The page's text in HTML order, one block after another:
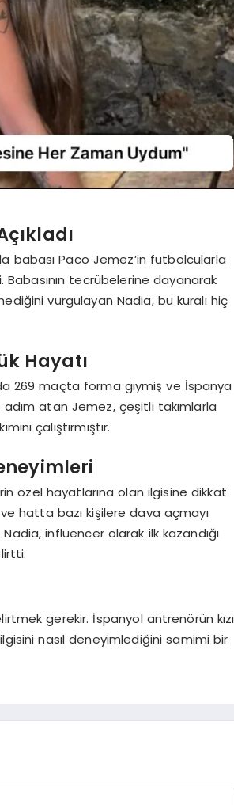
babası Paco Jemez’in futbolcularla
tecrübelerine dayanarak
vurgulayan Nadia, bu kuralı hiç
Hayatı
269 maçta forma giymiş ve İspanya
adım atan Jemez, çeşitli takımlarla
çalıştırmıştır.
özel hayatlarına olan ilgisine dikkat
hatta bazı kişilere dava açmayı
influencer olarak ilk kazandığı
gerekir. İspanyol antrenörün kızı
nasıl deneyimlediğini samimi bir